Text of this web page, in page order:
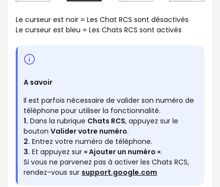
Le curseur est noir = Les Chat RCS sont désactivés
Le curseur est bleu = Les Chats RCS sont activés
A savoir
Il est parfois nécessaire de valider son numéro de
téléphone pour utiliser la fonctionnalité.
1. Dans la rubrique Chats RCS, appuyez sur le
bouton Valider votre numéro.
2. Entrez votre numéro de téléphone.
3. Et appuyez sur « Ajouter un numéro ».
Si vous ne parvenez pas à activer les Chats RCS,
rendez-vous sur support.google.com